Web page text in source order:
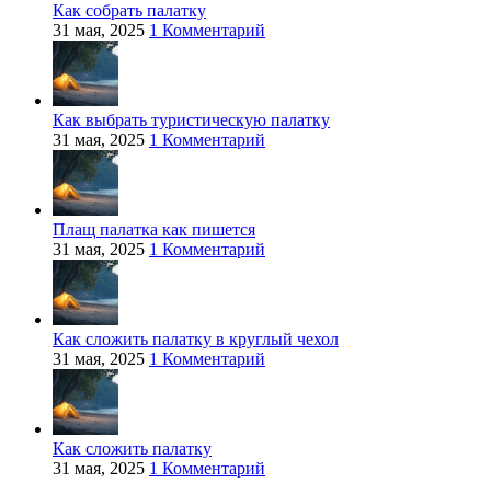
Как собрать палатку
31 мая, 2025 1 Комментарий
Как выбрать туристическую палатку
31 мая, 2025 1 Комментарий
Плащ палатка как пишется
31 мая, 2025 1 Комментарий
Как сложить палатку в круглый чехол
31 мая, 2025 1 Комментарий
Как сложить палатку
31 мая, 2025 1 Комментарий